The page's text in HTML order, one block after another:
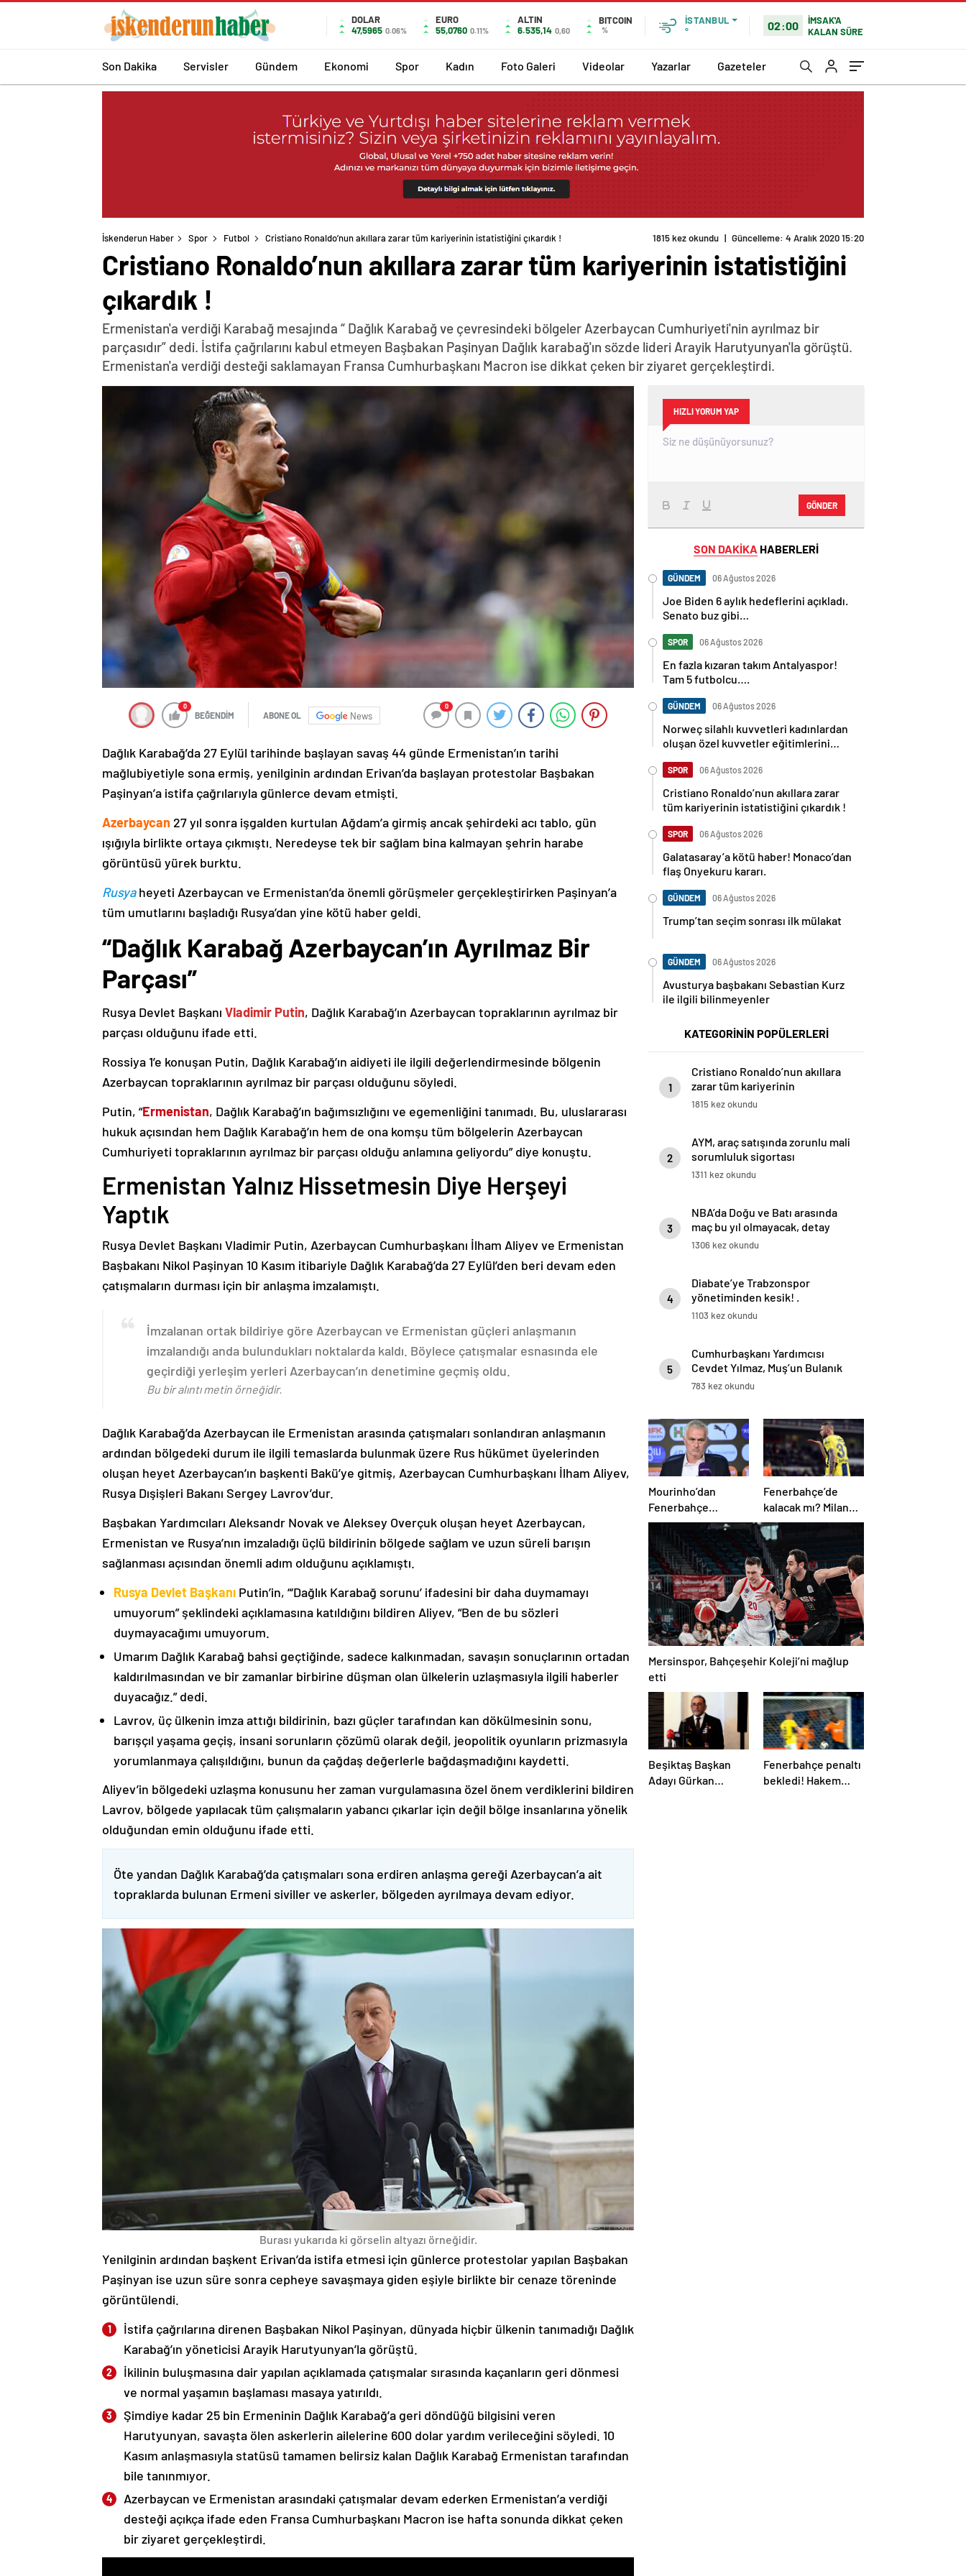
DOLAR
47,5965 0.06%
EURO
55,0760 0.11%
ALTIN
6.535,14 0,60
BITCOIN
%
İSTANBUL
°
02:00
İMSAK'A
KALAN SÜRE
Son Dakika Servisler Gündem Ekonomi Spor Kadın Foto Galeri Videolar Yazarlar Gazeteler
İskenderun Haber Spor Futbol Cristiano Ronaldo’nun akıllara zarar tüm kariyerinin istatistiğini çıkardık ! 1815 kez okundu | Güncelleme: 4 Aralık 2020 15:20
Cristiano Ronaldo’nun akıllara zarar tüm kariyerinin istatistiğini
çıkardık !
Ermenistan'a verdiği Karabağ mesajında “ Dağlık Karabağ ve çevresindeki bölgeler Azerbaycan Cumhuriyeti'nin ayrılmaz bir
parçasıdır” dedi. İstifa çağrılarını kabul etmeyen Başbakan Paşinyan Dağlık karabağ'ın sözde lideri Arayik Harutyunyan'la görüştü.
Ermenistan'a verdiği desteği saklamayan Fransa Cumhurbaşkanı Macron ise dikkat çeken bir ziyaret gerçekleştirdi.
0
BEĞENDİM ABONE OL News
0
Dağlık Karabağ’da 27 Eylül tarihinde başlayan savaş 44 günde Ermenistan’ın tarihi
mağlubiyetiyle sona ermiş, yenilginin ardından Erivan’da başlayan protestolar Başbakan
Paşinyan’a istifa çağrılarıyla günlerce devam etmişti.
Azerbaycan 27 yıl sonra işgalden kurtulan Ağdam’a girmiş ancak şehirdeki acı tablo, gün
ışığıyla birlikte ortaya çıkmıştı. Neredeyse tek bir sağlam bina kalmayan şehrin harabe
görüntüsü yürek burktu.
Rusyaheyeti Azerbaycan ve Ermenistan’da önemli görüşmeler gerçekleştirirken Paşinyan’a
tüm umutlarını başladığı Rusya’dan yine kötü haber geldi.
“Dağlık Karabağ Azerbaycan’ın Ayrılmaz Bir
Parçası”
Rusya Devlet Başkanı Vladimir Putin, Dağlık Karabağ’ın Azerbaycan topraklarının ayrılmaz bir
parçası olduğunu ifade etti.
Rossiya 1’e konuşan Putin, Dağlık Karabağ’ın aidiyeti ile ilgili değerlendirmesinde bölgenin
Azerbaycan topraklarının ayrılmaz bir parçası olduğunu söyledi.
Putin, “Ermenistan, Dağlık Karabağ’ın bağımsızlığını ve egemenliğini tanımadı. Bu, uluslararası
hukuk açısından hem Dağlık Karabağ’ın hem de ona komşu tüm bölgelerin Azerbaycan
Cumhuriyeti topraklarının ayrılmaz bir parçası olduğu anlamına geliyordu” diye konuştu.
Ermenistan Yalnız Hissetmesin Diye Herşeyi
Yaptık
Rusya Devlet Başkanı Vladimir Putin, Azerbaycan Cumhurbaşkanı İlham Aliyev ve Ermenistan
Başbakanı Nikol Paşinyan 10 Kasım itibariyle Dağlık Karabağ’da 27 Eylül’den beri devam eden
çatışmaların durması için bir anlaşma imzalamıştı.
İmzalanan ortak bildiriye göre Azerbaycan ve Ermenistan güçleri anlaşmanın
imzalandığı anda bulundukları noktalarda kaldı. Böylece çatışmalar esnasında ele
geçirdiği yerleşim yerleri Azerbaycan’ın denetimine geçmiş oldu.
Bu bir alıntı metin örneğidir.
Dağlık Karabağ’da Azerbaycan ile Ermenistan arasında çatışmaları sonlandıran anlaşmanın
ardından bölgedeki durum ile ilgili temaslarda bulunmak üzere Rus hükümet üyelerinden
oluşan heyet Azerbaycan’ın başkenti Bakü’ye gitmiş, Azerbaycan Cumhurbaşkanı İlham Aliyev,
Rusya Dışişleri Bakanı Sergey Lavrov’dur.
Başbakan Yardımcıları Aleksandr Novak ve Aleksey Overçuk oluşan heyet Azerbaycan,
Ermenistan ve Rusya’nın imzaladığı üçlü bildirinin bölgede sağlam ve uzun süreli barışın
sağlanması açısından önemli adım olduğunu açıklamıştı.
Rusya Devlet Başkanı Putin’in, “‘Dağlık Karabağ sorunu’ ifadesini bir daha duymamayı
umuyorum” şeklindeki açıklamasına katıldığını bildiren Aliyev, “Ben de bu sözleri
duymayacağımı umuyorum.
Umarım Dağlık Karabağ bahsi geçtiğinde, sadece kalkınmadan, savaşın sonuçlarının ortadan
kaldırılmasından ve bir zamanlar birbirine düşman olan ülkelerin uzlaşmasıyla ilgili haberler
duyacağız.” dedi.
Lavrov, üç ülkenin imza attığı bildirinin, bazı güçler tarafından kan dökülmesinin sonu,
barışçıl yaşama geçiş, insani sorunların çözümü olarak değil, jeopolitik oyunların prizmasıyla
yorumlanmaya çalışıldığını, bunun da çağdaş değerlerle bağdaşmadığını kaydetti.
Aliyev’in bölgedeki uzlaşma konusunu her zaman vurgulamasına özel önem verdiklerini bildiren
Lavrov, bölgede yapılacak tüm çalışmaların yabancı çıkarlar için değil bölge insanlarına yönelik
olduğundan emin olduğunu ifade etti.
Öte yandan Dağlık Karabağ’da çatışmaları sona erdiren anlaşma gereği Azerbaycan’a ait
topraklarda bulunan Ermeni siviller ve askerler, bölgeden ayrılmaya devam ediyor.
Burası yukarıda ki görselin altyazı örneğidir.
Yenilginin ardından başkent Erivan’da istifa etmesi için günlerce protestolar yapılan Başbakan
Paşinyan ise uzun süre sonra cepheye savaşmaya giden eşiyle birlikte bir cenaze töreninde
görüntülendi.
İstifa çağrılarına direnen Başbakan Nikol Paşinyan, dünyada hiçbir ülkenin tanımadığı Dağlık
Karabağ’ın yöneticisi Arayik Harutyunyan’la görüştü.
İkilinin buluşmasına dair yapılan açıklamada çatışmalar sırasında kaçanların geri dönmesi
ve normal yaşamın başlaması masaya yatırıldı.
Şimdiye kadar 25 bin Ermeninin Dağlık Karabağ’a geri döndüğü bilgisini veren
Harutyunyan, savaşta ölen askerlerin ailelerine 600 dolar yardım verileceğini söyledi. 10
Kasım anlaşmasıyla statüsü tamamen belirsiz kalan Dağlık Karabağ Ermenistan tarafından
bile tanınmıyor.
Azerbaycan ve Ermenistan arasındaki çatışmalar devam ederken Ermenistan’a verdiği
desteği açıkça ifade eden Fransa Cumhurbaşkanı Macron ise hafta sonunda dikkat çeken
bir ziyaret gerçekleştirdi.
HIZLI YORUM YAP
GÖNDER
SON DAKİKA HABERLERİ
GÜNDEM 06 Ağustos 2026
Joe Biden 6 aylık hedeflerini açıkladı.
Senato buz gibi…
SPOR 06 Ağustos 2026
En fazla kızaran takım Antalyaspor!
Tam 5 futbolcu….
GÜNDEM 06 Ağustos 2026
Norweç silahlı kuvvetleri kadınlardan
oluşan özel kuvvetler eğitimlerini
SPOR 06 Ağustos 2026
Cristiano Ronaldo’nun akıllara zarar
tüm kariyerinin istatistiğini çıkardık !
SPOR 06 Ağustos 2026
Galatasaray’a kötü haber! Monaco’dan
flaş Onyekuru kararı.
GÜNDEM 06 Ağustos 2026
Trump’tan seçim sonrası ilk mülakat
GÜNDEM 06 Ağustos 2026
Avusturya başbakanı Sebastian Kurz
ile ilgili bilinmeyenler
KATEGORİNİN POPÜLERLERİ
1
Cristiano Ronaldo’nun akıllara
zarar tüm kariyerinin
istatistiğini çıkardık !
1815 kez okundu
2
AYM, araç satışında zorunlu mali
sorumluluk sigortası
düzenlemesini iptal etti
1311 kez okundu
3
NBA’da Doğu ve Batı arasında
maç bu yıl olmayacak, detay
haberimizde.
1306 kez okundu
4
Diabate’ye Trabzonspor
yönetiminden kesik! .
1103 kez okundu
5
Cumhurbaşkanı Yardımcısı
Cevdet Yılmaz, Muş’un Bulanık
ilçesinde halka hitap etti
783 kez okundu
Mourinho’dan
Fenerbahçe
sorusuna kaçamak
yanıt: Bu soruyu
anlamadım
Fenerbahçe’de
kalacak mı? Milan
Skriniar, geleceği
hakkında konuştu
Mersinspor, Bahçeşehir Koleji’ni mağlup
etti
Beşiktaş Başkan
Adayı Gürkan
Fenerbahçe penaltı
bekledi! Hakem